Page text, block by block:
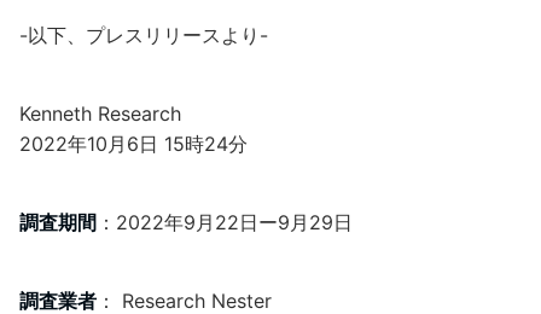
-以下、プレスリリースより-
Kenneth Research
2022年10月6日 15時24分
調査期間 ：2022年9月22日ー9月29日
調査業者 ： Research Nester